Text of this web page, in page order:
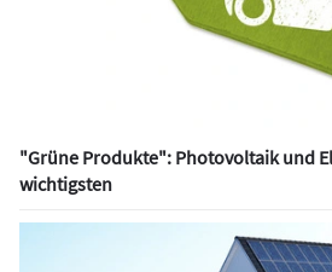
"Grüne Produkte": Photovoltaik und
wichtigsten